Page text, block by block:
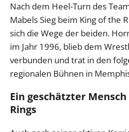
Nach dem Heel-Turn des
Mabels Sieg beim King of the
sich die Wege der beiden.
im Jahr 1996, blieb dem
verbunden und trat in den
regionalen Bühnen in
Ein geschätzter
Rings